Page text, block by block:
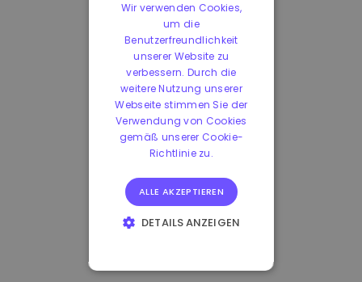
Wir verwenden Cookies,
um die
Benutzerfreundlichkeit
unserer Website zu
verbessern. Durch die
weitere Nutzung unserer
Webseite stimmen Sie der
Verwendung von Cookies
gemäß unserer Cookie-
Richtlinie zu.
ALLE AKZEPTIEREN
DETAILS ANZEIGEN